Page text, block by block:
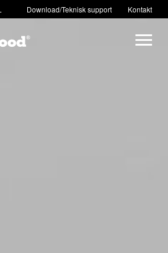
Download/Teknisk support Kontakt